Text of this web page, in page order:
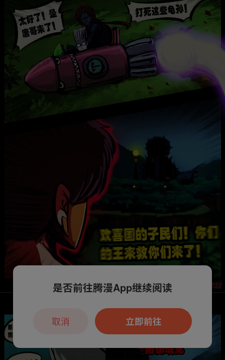
是否前往腾漫App继续阅读
立即前往
取消